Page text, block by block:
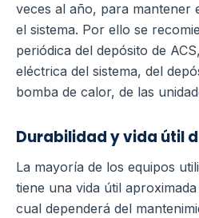
veces al año, para mantener
el sistema. Por ello se
periódica del depósito de
eléctrica del sistema, del
bomba de calor, de las
Durabilidad y vida útil
La mayoría de los equipos
tiene una vida útil
cual dependerá del